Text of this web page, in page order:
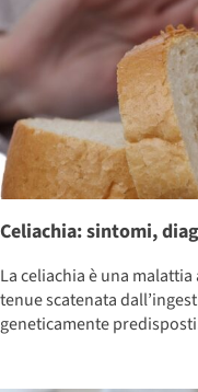
Celiachia: sintomi,
La celiachia è una
tenue scatenata
geneticamente